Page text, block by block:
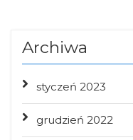
Archiwa
styczeń 2023
grudzień 2022